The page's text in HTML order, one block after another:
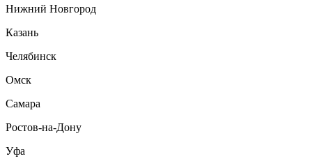
Нижний Новгород
Казань
Челябинск
Омск
Самара
Ростов-на-Дону
Уфа